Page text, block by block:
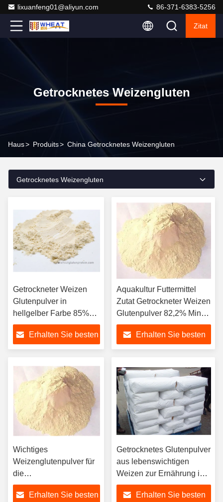
lixuanfeng01@aliyun.com 86-371-6383-5256
Zitat
Getrocknetes Weizengluten
Haus> Produits> China Getrocknetes Weizengluten
Getrocknetes Weizengluten
Getrockneter Weizen
Glutenpulver in
hellgelber Farbe 85%
Proteingehalt
Erhalten Sie besten
Aquakultur Futtermittel
Zutat Getrockneter Weizen
Glutenpulver 82,2% Min
Protein
Erhalten Sie besten
Wichtiges
Weizenglutenpulver für
die
Futtermittelernährung für
die Aquakultur
Erhalten Sie besten
Getrocknetes Glutenpulver
aus lebenswichtigen
Weizen zur Ernährung in
Futtermitteln der
AquakulturErhalten Sie besten